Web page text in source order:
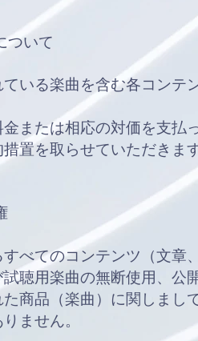
ついて
いる楽曲を含む各コンテ
または相応の対価を支払
置を取らせていただきま
べてのコンテンツ（文章
試聴用楽曲の無断使用、
商品（楽曲）に関しまし
ません。